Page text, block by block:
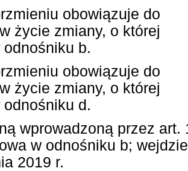
obowiązuje do
życie zmiany, o której
odnośniku b.
obowiązuje do
życie zmiany, o której
odnośniku d.
wprowadzoną przez art.
w odnośniku b;
2019 r.